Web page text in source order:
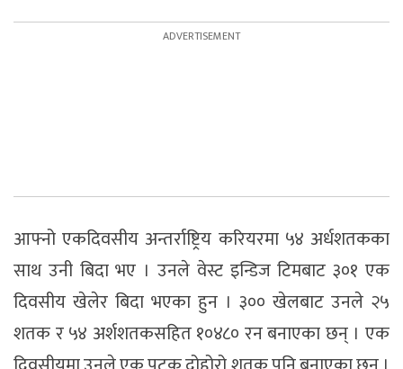
आफ्नो एकदिवसीय अन्तर्राष्ट्रिय करियरमा ५४ अर्धशतकका
साथ उनी बिदा भए । उनले वेस्ट इन्डिज टिमबाट ३०१ एक
दिवसीय खेलेर बिदा भएका हुन । ३०० खेलबाट उनले २५
शतक र ५४ अर्शशतकसहित १०४८० रन बनाएका छन् । एक